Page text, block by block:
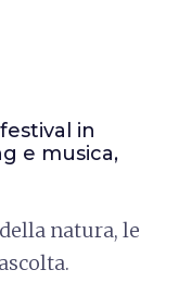
in
e musica,
natura, le